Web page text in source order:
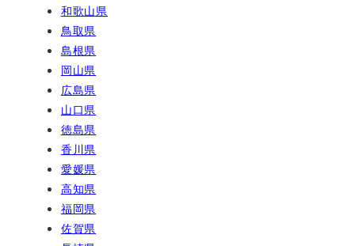
和歌山県
鳥取県
島根県
岡山県
広島県
山口県
徳島県
香川県
愛媛県
高知県
福岡県
佐賀県